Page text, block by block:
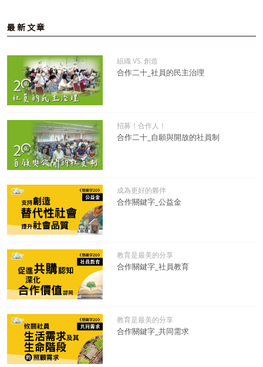
最新文章
組織 VS. 創造
合作二十_社員的民主治理
招募！合作人！
合作二十_自願與開放的社員制
成為更好的夥伴
合作關鍵字_公益金
教育是最美的分享
合作關鍵字_社員教育
教育是最美的分享
合作關鍵字_共同需求